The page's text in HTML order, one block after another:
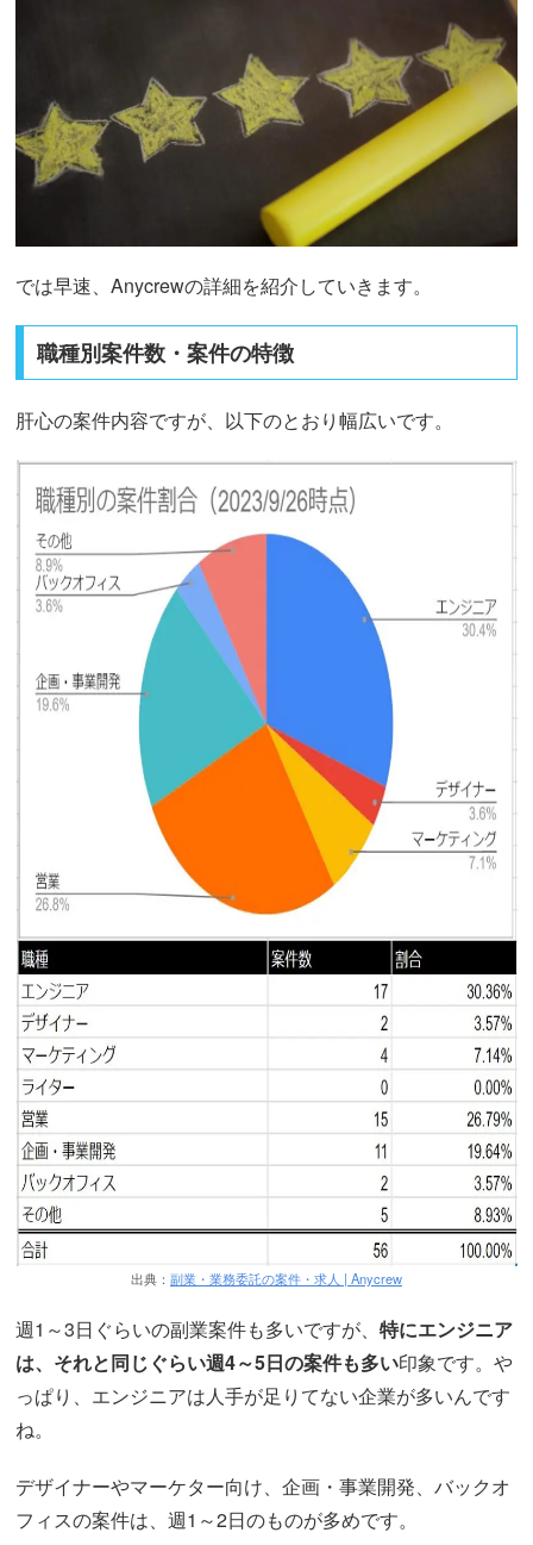
では早速、Anycrewの詳細を紹介していきます。
職種別案件数・案件の特徴
肝心の案件内容ですが、以下のとおり幅広いです。
出典： 副業・業務委託の案件・求人 | Anycrew
週1～3日ぐらいの副業案件も多いですが、特にエンジニア
は、それと同じぐらい週4～5日の案件も多い印象です。や
っぱり、エンジニアは人手が足りてない企業が多いんです
ね。
デザイナーやマーケター向け、企画・事業開発、バックオ
フィスの案件は、週1～2日のものが多めです。